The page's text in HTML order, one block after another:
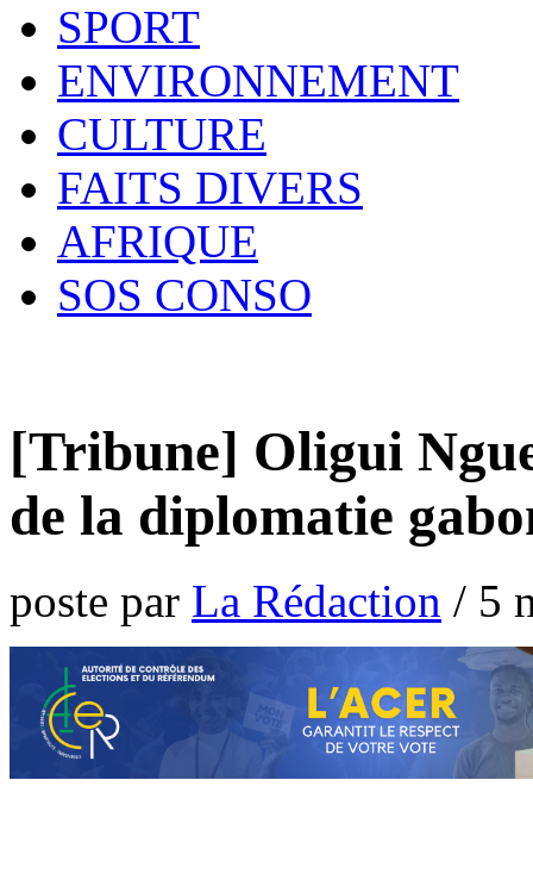
SPORT
ENVIRONNEMENT
CULTURE
FAITS DIVERS
AFRIQUE
SOS CONSO
[Tribune] Oligui
de la diplomatie
poste par La Rédaction / 5